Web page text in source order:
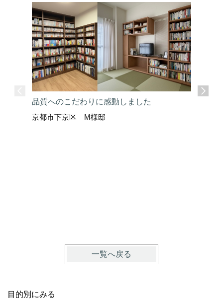
品質へのこだわりに感動しました
京都市下京区 M様邸
一覧へ戻る
目的別にみる